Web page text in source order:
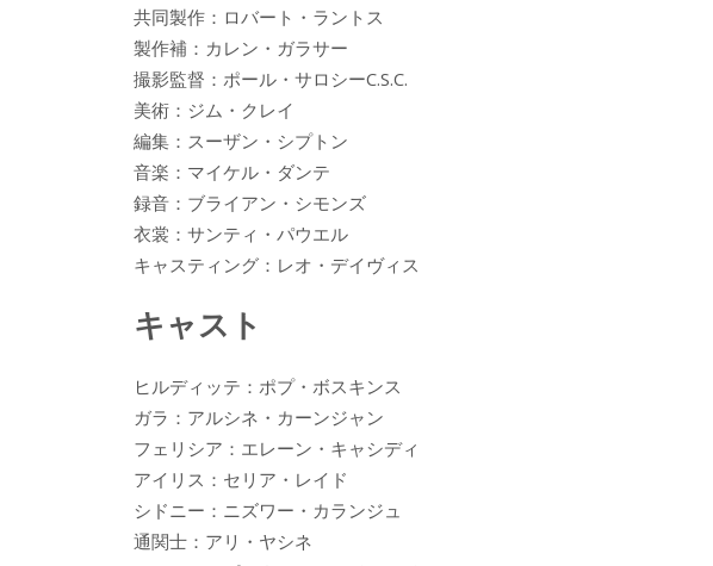
共同製作：ロバート・ラントス
製作補：カレン・ガラサー
撮影監督：ポール・サロシーC.S.C.
美術：ジム・クレイ
編集：スーザン・シプトン
音楽：マイケル・ダンテ
録音：ブライアン・シモンズ
衣裳：サンティ・パウエル
キャスティング：レオ・デイヴィス
キャスト
ヒルディッテ：ポプ・ボスキンス
ガラ：アルシネ・カーンジャン
フェリシア：エレーン・キャシディ
アイリス：セリア・レイド
シドニー：ニズワー・カランジュ
通関士：アリ・ヤシネ